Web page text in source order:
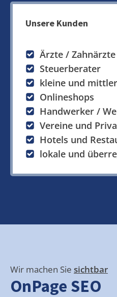
Unsere Kunden
Ärzte / Zahnärzte
Steuerberater
kleine und
Onlineshops
Handwerker /
Vereine und
Hotels und
lokale und
Wir machen Sie sichtbar
OnPage SEO